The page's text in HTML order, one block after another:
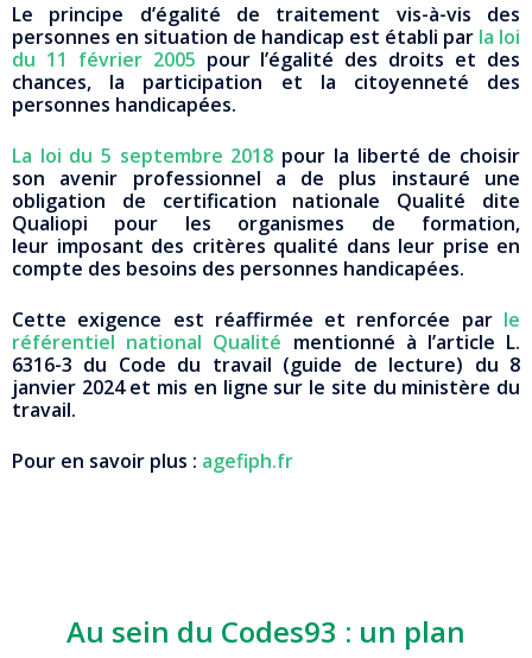
Le principe d’égalité de traitement vis-à-vis des
personnes en situation de handicap est établi par la loi
du 11 février 2005 pour l’égalité des droits et des
chances, la participation et la citoyenneté des
personnes handicapées.
La loi du 5 septembre 2018 pour la liberté de choisir
son avenir professionnel a de plus instauré une
obligation de certification nationale Qualité dite
Qualiopi pour les organismes de formation,
leur imposant des critères qualité dans leur prise en
compte des besoins des personnes handicapées.
Cette exigence est réaffirmée et renforcée par le
référentiel national Qualité mentionné à l’article L.
6316-3 du Code du travail (guide de lecture) du 8
janvier 2024 et mis en ligne sur le site du ministère du
travail.
Pour en savoir plus : agefiph.fr
Au sein du Codes93 : un plan